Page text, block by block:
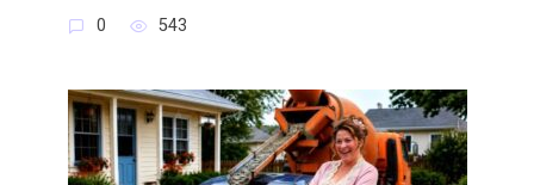
0 543